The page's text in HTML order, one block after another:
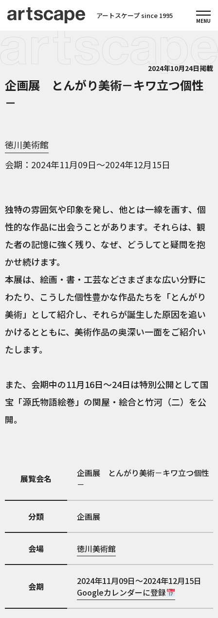
アートスケープ since 1995
2024年10月24日掲載
企画展 とんがり美術－キワ立つ個性
－
徳川美術館
会期
2024年11月09日～2024年12月15日
独特の雰囲気や印象を発し、他とは一線を画す、個
性的な作品に出会うことがあります。それらは、観
た者の記憶に強く残り、なぜ、どうしてと疑問を抱
かせ続けます。
本展は、絵画・書・工芸などさまざまな広い分野に
わたり、こうした個性豊かな作品たちを「とんがり
美術」として紹介し、それらが誕生した原因を追い
かけるとともに、美術作品の奥深い一面をご紹介い
たします。
また、会期中の11月16日～24日は特別公開として国
宝「源氏物語絵巻」の関屋・絵合と竹河（二）を公
開。
展覧会名
企画展 とんがり美術－キワ立つ個性
－
分類 企画展
会場 徳川美術館
会期
2024年11月09日～2024年12月15日
Googleカレンダーに登録